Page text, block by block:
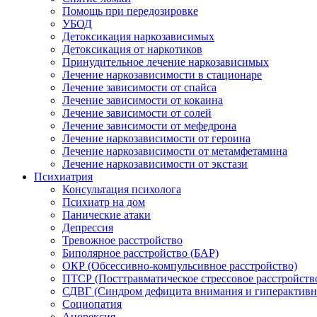
Помощь при передозировке
УБОД
Детоксикация наркозависимых
Детоксикация от наркотиков
Принудительное лечение наркозависимых
Лечение наркозависимости в стационаре
Лечение зависимости от спайса
Лечение зависимости от кокаина
Лечение зависимости от солей
Лечение зависимости от мефедрона
Лечение наркозависимости от героина
Лечение наркозависимости от метамфетамина
Лечение наркозависимости от экстази
Психиатрия
Консультация психолога
Психиатр на дом
Панические атаки
Депрессия
Тревожное расстройство
Биполярное расстройство (БАР)
ОКР (Обсессивно-компульсивное расстройство)
ПТСР (Посттравматическое стрессовое
СДВГ (Синдром дефицита внимания и
Социопатия